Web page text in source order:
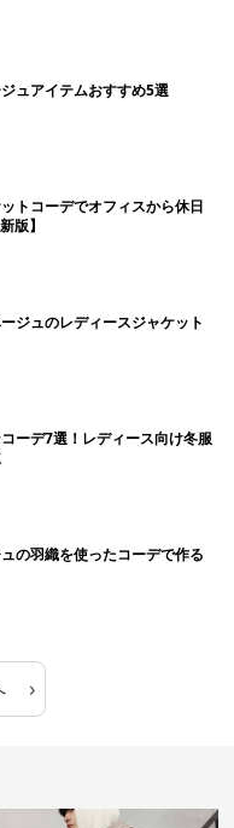
ュアイテムおすすめ5選
トコーデでオフィスから休日
版】
ジュのレディースジャケット
ーデ7選！レディース向け冬服
の羽織を使ったコーデで作る
›